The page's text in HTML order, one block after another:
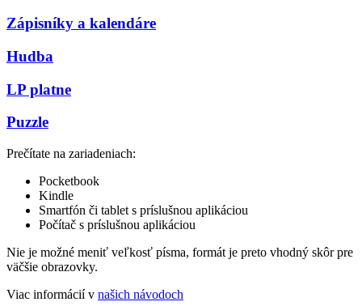
Zápisníky a kalendáre
Hudba
LP platne
Puzzle
Prečítate na zariadeniach:
Pocketbook
Kindle
Smartfón či tablet s príslušnou aplikáciou
Počítač s príslušnou aplikáciou
Nie je možné meniť veľkosť písma, formát je preto vhodný skôr pre
väčšie obrazovky.
Viac informácií v našich návodoch